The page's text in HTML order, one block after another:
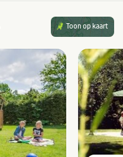
Toon op kaart